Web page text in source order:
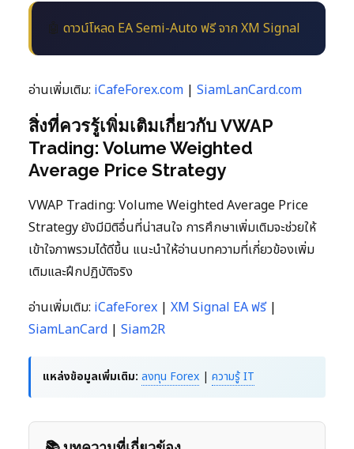
ดาวน์โหลด EA Semi-Auto ฟรี จาก XM Signal
อ่านเพิ่มเติม: iCafeForex.com | SiamLanCard.com
สิ่งที่ควรรู้เพิ่มเติมเกี่ยวกับ VWAP
Trading: Volume Weighted
Average Price Strategy
VWAP Trading: Volume Weighted Average Price
Strategy ยังมีมิติอื่นที่น่าสนใจ การศึกษาเพิ่มเติมจะช่วยให้
เข้าใจภาพรวมได้ดีขึ้น แนะนำให้อ่านบทความที่เกี่ยวข้องเพิ่ม
เติมและฝึกปฏิบัติจริง
อ่านเพิ่มเติม: iCafeForex | XM Signal EA ฟรี|
SiamLanCard | Siam2R
แหล่งข้อมูลเพิ่มเติม: ลงทุน Forex | ความรู้ IT